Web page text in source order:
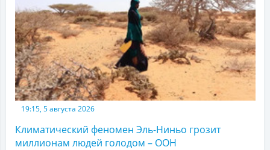
19:15, 5 августа 2026
Климатический феномен Эль-Ниньо грозит
миллионам людей голодом – ООН